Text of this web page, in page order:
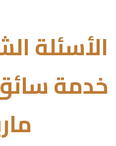
الأسئلة
خدمة